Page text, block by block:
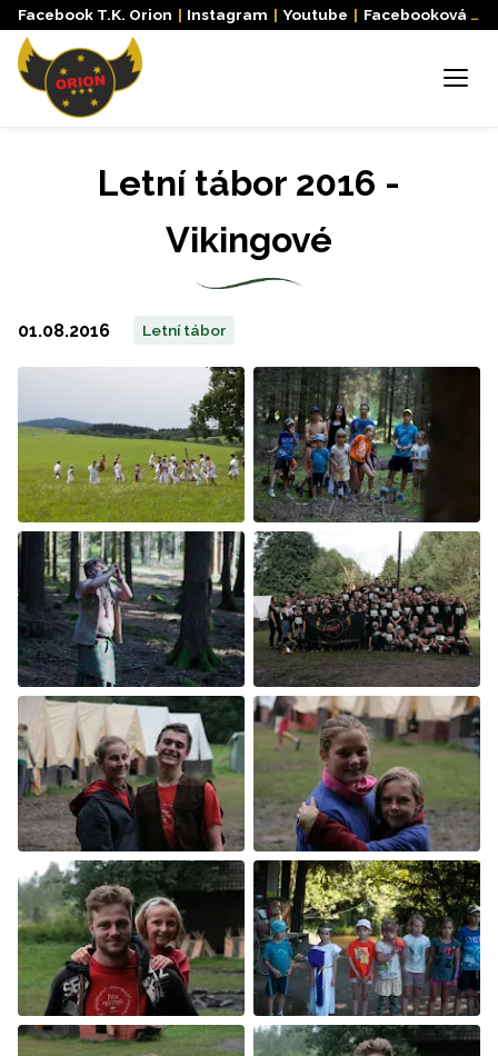
Facebook T.K. Orion | Instagram | Youtube | Facebooková skupina
Menu
Letní tábor 2016 -
Vikingové
01.08.2016 Letní tábor